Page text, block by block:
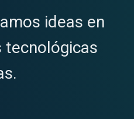
ideas en
tecnológicas